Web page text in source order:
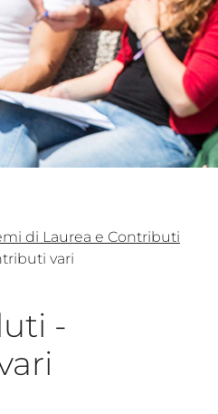
di Laurea e Contributi
vari
-